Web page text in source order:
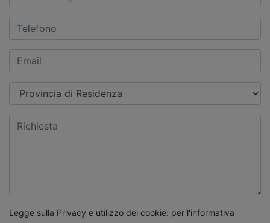
Legge sulla Privacy e utilizzo dei cookie: per l'informativa